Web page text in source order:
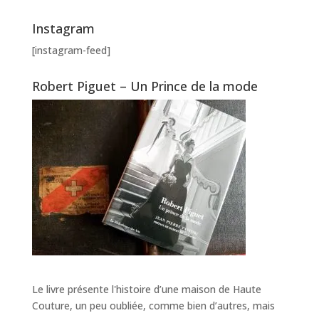
Instagram
[instagram-feed]
Robert Piguet – Un Prince de la mode
Le livre présente l'histoire d’une maison de Haute
Couture, un peu oubliée, comme bien d’autres, mais